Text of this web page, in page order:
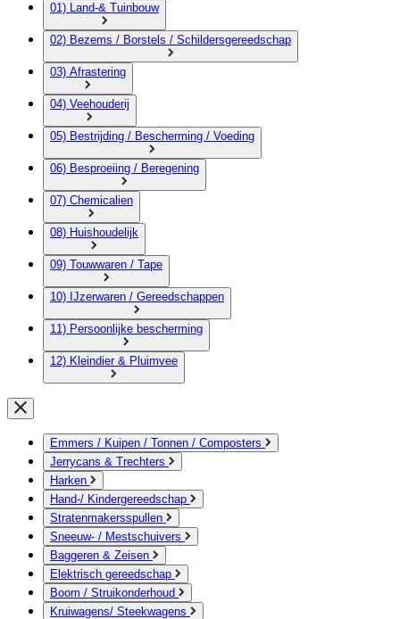
01) Land-& Tuinbouw
02) Bezems / Borstels / Schildersgereedschap
03) Afrastering
04) Veehouderij
05) Bestrijding / Bescherming / Voeding
06) Besproeiing / Beregening
07) Chemicalien
08) Huishoudelijk
09) Touwwaren / Tape
10) IJzerwaren / Gereedschappen
11) Persoonlijke bescherming
12) Kleindier & Pluimvee
Emmers / Kuipen / Tonnen / Composters
Jerrycans & Trechters
Harken
Hand-/ Kindergereedschap
Stratenmakersspullen
Sneeuw- / Mestschuivers
Baggeren & Zeisen
Elektrisch gereedschap
Boom / Struikonderhoud
Kruiwagens/ Steekwagens